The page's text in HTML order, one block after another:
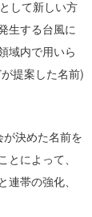
して新しい方
生する台風に
域内で用いら
提案した名前)
決めた名前を
によって、
帯の強化、